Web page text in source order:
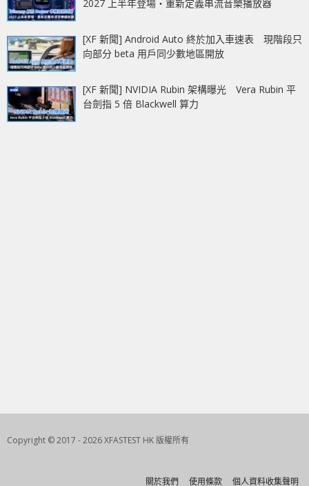
2027 上半年登場‧重新定義串流音樂播放器
[XF 新聞] Android Auto 終於加入車速表 現階段只
向部分 beta 用戶同少數地區開放
[XF 新聞] NVIDIA Rubin 架構曝光 Vera Rubin 平
台劍指 5 倍 Blackwell 算力
Copyright © 2017 - 2026 XFASTEST HK 版權所有
關於我們 使用條款 個人資料收集聲明